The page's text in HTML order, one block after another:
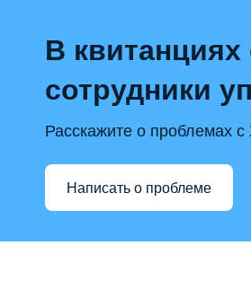
В
сотрудники
Расскажите о проблемах
Написать о проблеме